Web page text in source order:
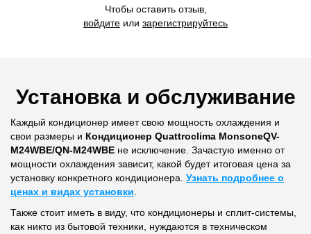
Чтобы оставить отзыв,
войдите или зарегистрируйтесь
Установка и обслуживание
Каждый кондиционер имеет свою мощность охлаждения и
свои размеры и Кондиционер Quattroclima MonsoneQV-
M24WBE/QN-M24WBE не исключение. Зачастую именно от
мощности охлаждения зависит, какой будет итоговая цена за
установку конкретного кондиционера. Узнать подробнее о
ценах и видах установки
Также стоит иметь в виду, что кондиционеры и сплит-системы,
как никто из бытовой техники, нуждаются в техническом